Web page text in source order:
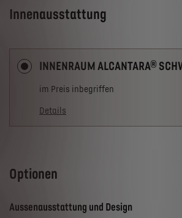
Innenausstattung
INNENRAUM ALCANTARA®
im Preis inbegriffen
Details
Optionen
Aussenausstattung und Design